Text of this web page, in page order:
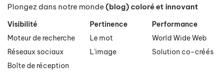
Plongez dans notre monde (blog) coloré et innovant
Visibilité
Moteur de recherche
Réseaux sociaux
Boîte de réception
Pertinence
Le mot
L'image
Performance
World Wide Web
Solution co-créés